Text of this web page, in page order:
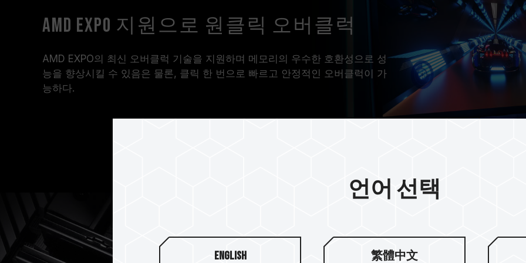
AMD EXPO 지원으로 원클릭 오버클럭
AMD EXPO의 최신 오버클럭 기술을 지원하며 메모리의 우수한 호환성으로 성
능을 향상시킬 수 있음은 물론, 클릭 한 번으로 빠르고 안정적인 오버클럭이 가
능하다.
언어 선택
English 繁體中文